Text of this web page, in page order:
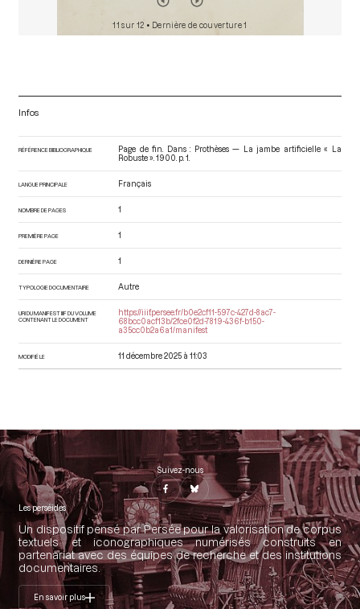
11 sur 12 • Dernière de couverture 1
Infos
RÉFÉRENCE BIBLIOGRAPHIQUE
Page de fin. Dans : Prothèses — La jambe artificielle « La
Robuste » . 1900. p. 1.
LANGUE PRINCIPALE Français
NOMBRE DE PAGES 1
PREMIÈRE PAGE 1
DERNIÈRE PAGE 1
TYPOLOGIE DOCUMENTAIRE Autre
URI DU MANIFEST IIIF DU VOLUME
CONTENANT LE DOCUMENT
https://iiif.persee.fr/b0e2cf11-597c-427d-8ac7-
68bcc0acf13b/2fce0f2d-7819-436f-b150-
a35cc0b2a6a1/manifest
MODIFIÉ LE 11 décembre 2025 à 11:03
Suivez-nous
Les perséides
Un dispositif pensé par Persée pour la valorisation de corpus
textuels et iconographiques numérisés construits en
partenariat avec des équipes de recherche et des institutions
documentaires.
En savoir plus